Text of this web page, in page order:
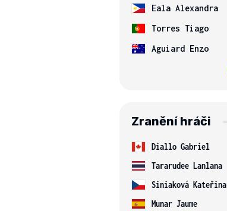
Eala Alexandra
Torres Tiago
Aguiard Enzo
Zranění hráči
Diallo Gabriel
Tararudee Lanlana
Siniaková Kateřina
Munar Jaume